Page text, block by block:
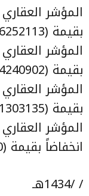
المؤشر
المؤشر
المؤشر
المؤشر
انخفاضاً بقيمة (10144370) ريال بنسبة (44.15%) .
/ /1434هـ